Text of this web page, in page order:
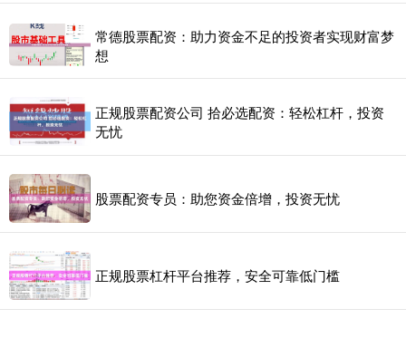
常德股票配资：助力资金不足的投资者实现财富梦
想
正规股票配资公司 拾必选配资：轻松杠杆，投资
无忧
股票配资专员：助您资金倍增，投资无忧
正规股票杠杆平台推荐，安全可靠低门槛